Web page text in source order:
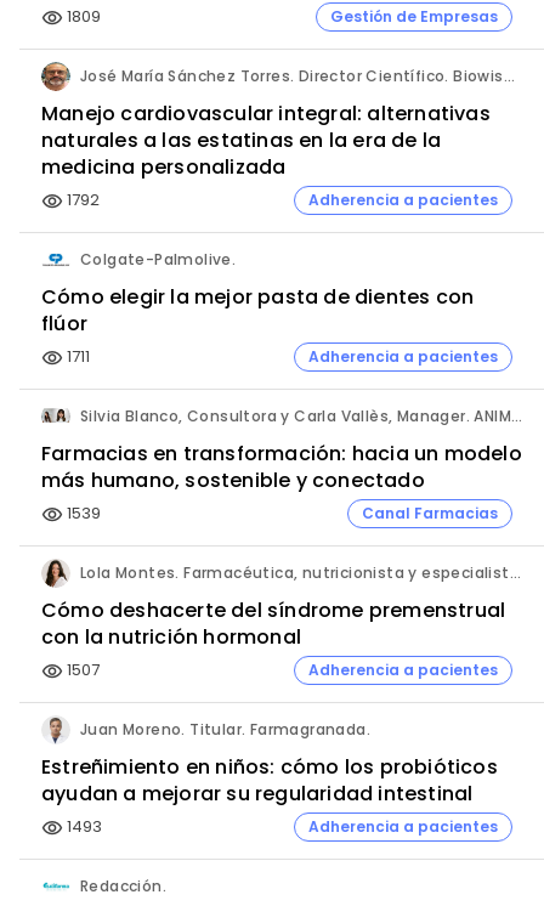
visibility 1809 Gestión de Empresas
José María Sánchez Torres. Director Científico. Biowise Pharmaceuticals.
Manejo cardiovascular integral: alternativas
naturales a las estatinas en la era de la
medicina personalizada
visibility 1792 Adherencia a pacientes
Colgate-Palmolive.
Cómo elegir la mejor pasta de dientes con
flúor
visibility 1711 Adherencia a pacientes
Silvia Blanco, Consultora y Carla Vallès, Manager. ANIMA.
Farmacias en transformación: hacia un modelo
más humano, sostenible y conectado
visibility 1539 Canal Farmacias
Lola Montes. Farmacéutica, nutricionista y especialista en salud hormonal y de la mujer.
Cómo deshacerte del síndrome premenstrual
con la nutrición hormonal
visibility 1507 Adherencia a pacientes
Juan Moreno. Titular. Farmagranada.
Estreñimiento en niños: cómo los probióticos
ayudan a mejorar su regularidad intestinal
visibility 1493 Adherencia a pacientes
Redacción.